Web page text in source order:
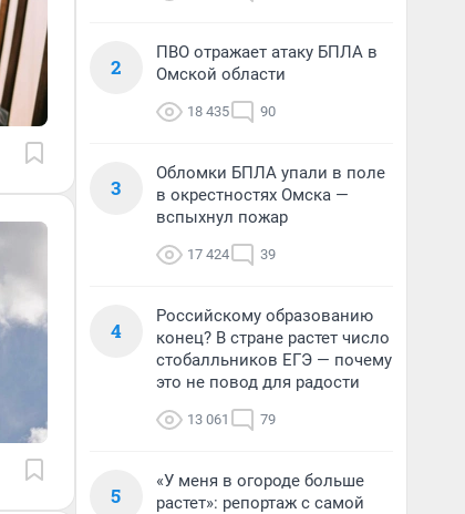
2
ПВО отражает атаку БПЛА в
Омской области
18 435 90
3
Обломки БПЛА упали в поле
в окрестностях Омска —
вспыхнул пожар
17 424 39
4
Российскому образованию
конец? В стране растет число
стобалльников ЕГЭ — почему
это не повод для радости
13 061 79
5
«У меня в огороде больше
растет»: репортаж с самой